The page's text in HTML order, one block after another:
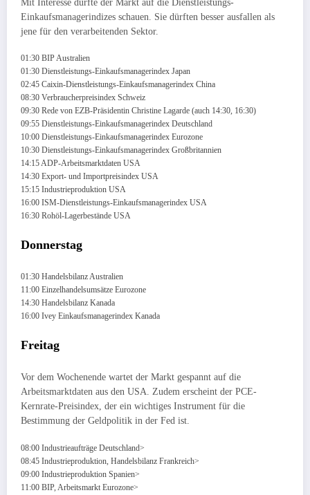
Mit Interesse dürfte der Markt auf die Dienstleistungs-
Einkaufsmanagerindizes schauen. Sie dürften besser ausfallen als
jene für den verarbeitenden Sektor.
01:30 BIP Australien
01:30 Dienstleistungs-Einkaufsmanagerindex Japan
02:45 Caixin-Dienstleistungs-Einkaufsmanagerindex China
08:30 Verbraucherpreisindex Schweiz
09:30 Rede von EZB-Präsidentin Christine Lagarde (auch 14:30, 16:30)
09:55 Dienstleistungs-Einkaufsmanagerindex Deutschland
10:00 Dienstleistungs-Einkaufsmanagerindex Eurozone
10:30 Dienstleistungs-Einkaufsmanagerindex Großbritannien
14:15 ADP-Arbeitsmarktdaten USA
14:30 Export- und Importpreisindex USA
15:15 Industrieproduktion USA
16:00 ISM-Dienstleistungs-Einkaufsmanagerindex USA
16:30 Rohöl-Lagerbestände USA
Donnerstag
01:30 Handelsbilanz Australien
11:00 Einzelhandelsumsätze Eurozone
14:30 Handelsbilanz Kanada
16:00 Ivey Einkaufsmanagerindex Kanada
Freitag
Vor dem Wochenende wartet der Markt gespannt auf die
Arbeitsmarktdaten aus den USA. Zudem erscheint der PCE-
Kernrate-Preisindex, der ein wichtiges Instrument für die
Bestimmung der Geldpolitik in der Fed ist.
08:00 Industrieaufträge Deutschland>
08:45 Industrieproduktion, Handelsbilanz Frankreich>
09:00 Industrieproduktion Spanien>
11:00 BIP, Arbeitsmarkt Eurozone>